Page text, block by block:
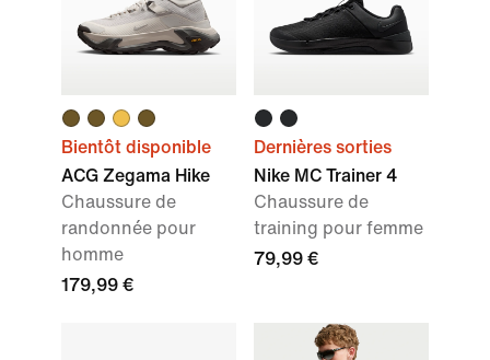
Bientôt disponible
ACG Zegama Hike
Chaussure de
randonnée pour
homme
179,99 €
Dernières sorties
Nike MC Trainer 4
Chaussure de
training pour femme
79,99 €